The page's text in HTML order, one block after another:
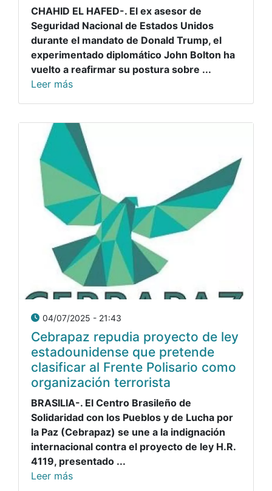
CHAHID EL HAFED-. El ex asesor de
Seguridad Nacional de Estados Unidos
durante el mandato de Donald Trump, el
experimentado diplomático John Bolton ha
vuelto a reafirmar su postura sobre ...
Leer más
04/07/2025 - 21:43
Cebrapaz repudia proyecto de ley
estadounidense que pretende
clasificar al Frente Polisario como
organización terrorista
BRASILIA-. El Centro Brasileño de
Solidaridad con los Pueblos y de Lucha por
la Paz (Cebrapaz) se une a la indignación
internacional contra el proyecto de ley H.R.
4119, presentado ...
Leer más